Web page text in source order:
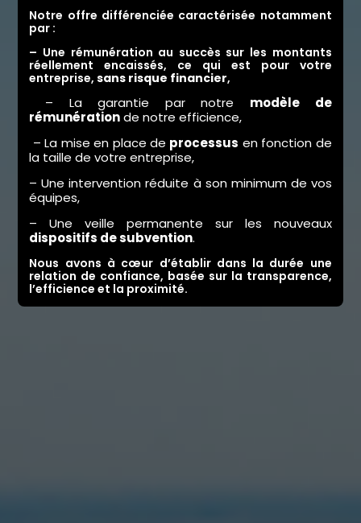
Notre offre différenciée caractérisée notamment
par :
– Une rémunération au succès sur les montants
réellement encaissés, ce qui est pour votre
entreprise,sans risque financier,
– La garantie par notre modèle de
rémunérationde notre efficience,
– La mise en place de processus en fonction de
la taille de votre entreprise,
– Une intervention réduite à son minimum de vos
équipes,
– Une veille permanente sur les nouveaux
dispositifs de subvention.
Nous avons à cœur d’établir dans la durée une
relation de confiance, basée sur la transparence,
l’efficience et la proximité.